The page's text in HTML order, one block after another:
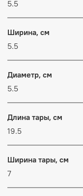
5.5
Ширина, см
5.5
Диаметр, см
5.5
Длина тары, см
19.5
Ширина тары, см
7